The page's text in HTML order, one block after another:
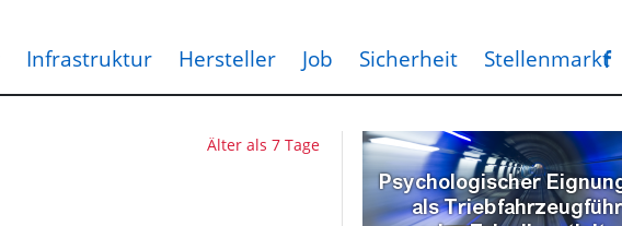
Infrastruktur Hersteller Job Sicherheit Stellenmarkt
Älter als 7 Tage